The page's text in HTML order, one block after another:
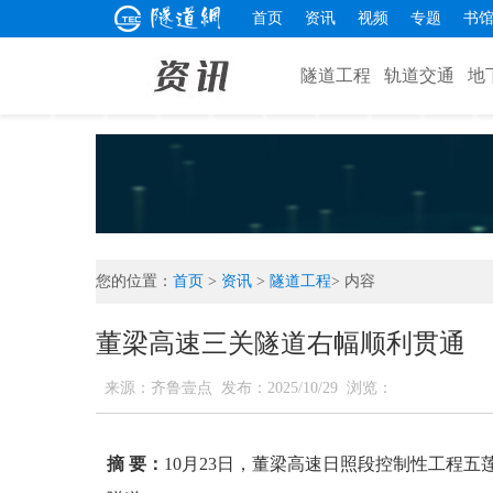
首页 资讯 视频 专题 书馆
隧道工程 轨道交通 地
您的位置： 首页 > 资讯 > 隧道工程> 内容
董梁高速三关隧道右幅顺利贯通
来源：齐鲁壹点 发布：2025/10/29 浏览：
摘 要： 10月23日，董梁高速日照段控制性工程